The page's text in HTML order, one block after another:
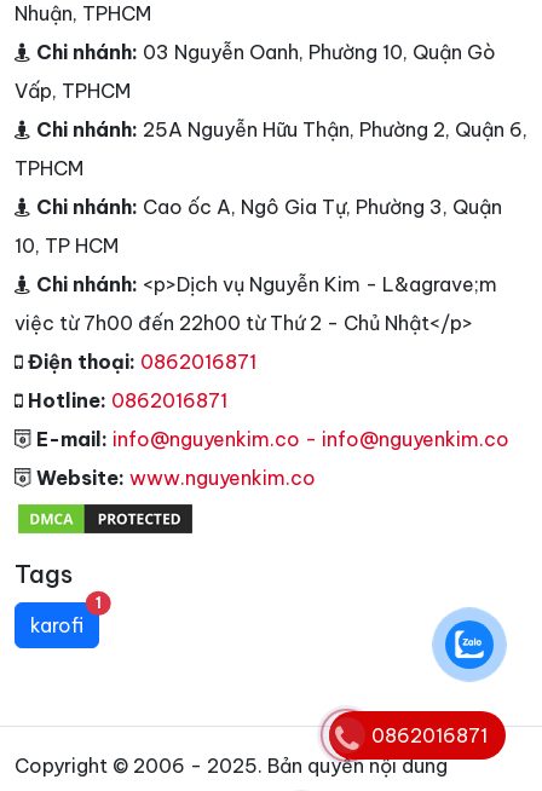
Nhuận, TPHCM
Chi nhánh: 03 Nguyễn Oanh, Phường 10, Quận Gò
Vấp, TPHCM
Chi nhánh: 25A Nguyễn Hữu Thận, Phường 2, Quận 6,
TPHCM
Chi nhánh: Cao ốc A, Ngô Gia Tự, Phường 3, Quận
10, TP HCM
Chi nhánh: <p>Dịch vụ Nguyễn Kim - L&agrave;m
việc từ 7h00 đến 22h00 từ Thứ 2 - Chủ Nhật</p>
Điện thoại: 0862016871
Hotline: 0862016871
E-mail: info@nguyenkim.co - info@nguyenkim.co
Website: www.nguyenkim.co
Tags
karofi
1unread messages
Copyright © 2006 - 2025. Bản quyền nội dung
0862016871